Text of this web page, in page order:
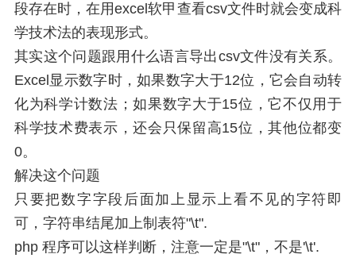
段存在时，在用excel软甲查看csv文件时就会变成科
学技术法的表现形式。
其实这个问题跟用什么语言导出csv文件没有关系。
Excel显示数字时，如果数字大于12位，它会自动转
化为科学计数法；如果数字大于15位，它不仅用于
科学技术费表示，还会只保留高15位，其他位都变
0。
解决这个问题
只要把数字字段后面加上显示上看不见的字符即
可，字符串结尾加上制表符"\t".
php 程序可以这样判断，注意一定是"\t"，不是'\t'.